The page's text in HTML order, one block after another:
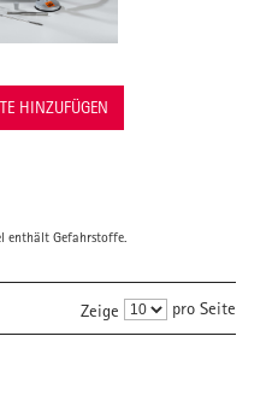
HINZUFÜGEN
enthält Gefahrstoffe.
Zeige pro Seite